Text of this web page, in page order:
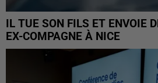
IL TUE SON FILS ET ENVOIE
EX-COMPAGNE À NICE